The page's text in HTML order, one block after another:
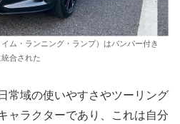
ム・ランニング・ランプ）はバンパー付き
合された
常域の使いやすさやツーリング
ャラクターであり、これは自分